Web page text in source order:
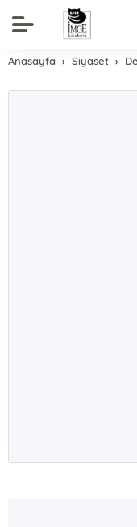
Anasayfa Siyaset